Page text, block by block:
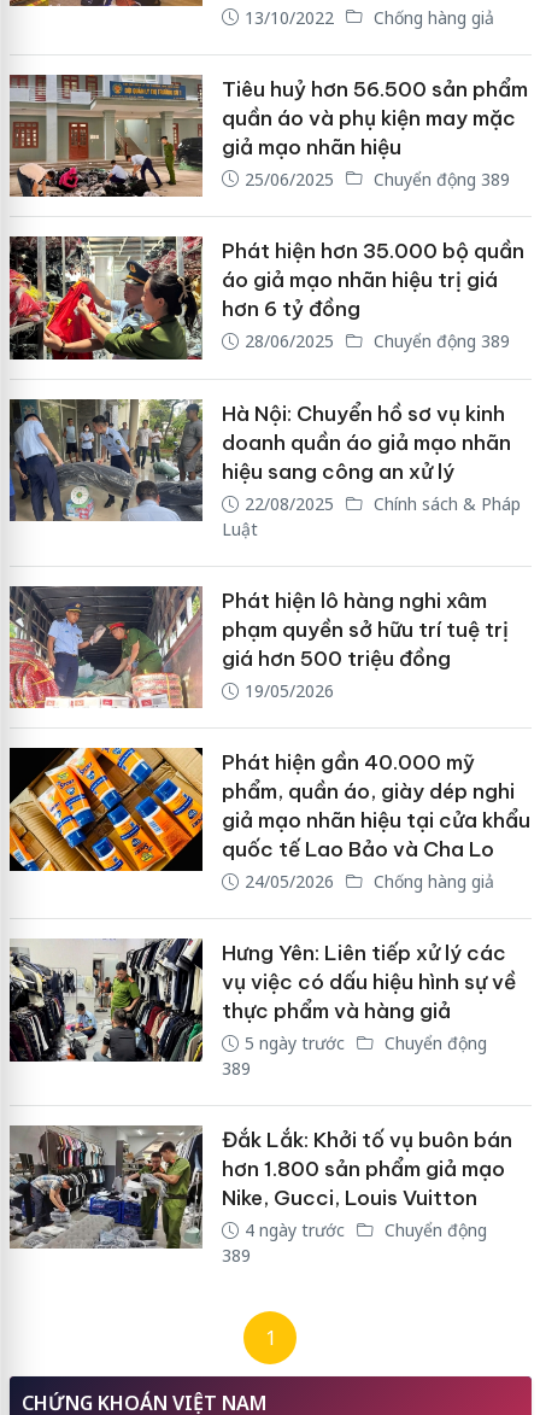
13/10/2022 Chống hàng giả
Tiêu huỷ hơn 56.500 sản phẩm
quần áo và phụ kiện may mặc
giả mạo nhãn hiệu
25/06/2025 Chuyển động 389
Phát hiện hơn 35.000 bộ quần
áo giả mạo nhãn hiệu trị giá
hơn 6 tỷ đồng
28/06/2025 Chuyển động 389
Hà Nội: Chuyển hồ sơ vụ kinh
doanh quần áo giả mạo nhãn
hiệu sang công an xử lý
22/08/2025
Chính sách & Pháp
Luật
Phát hiện lô hàng nghi xâm
phạm quyền sở hữu trí tuệ trị
giá hơn 500 triệu đồng
19/05/2026
Phát hiện gần 40.000 mỹ
phẩm, quần áo, giày dép nghi
giả mạo nhãn hiệu tại cửa khẩu
quốc tế Lao Bảo và Cha Lo
24/05/2026 Chống hàng giả
Hưng Yên: Liên tiếp xử lý các
vụ việc có dấu hiệu hình sự về
thực phẩm và hàng giả
5 ngày trước
Chuyển động
389
Đắk Lắk: Khởi tố vụ buôn bán
hơn 1.800 sản phẩm giả mạo
Nike, Gucci, Louis Vuitton
4 ngày trước
Chuyển động
389
1
CHỨNG KHOÁN VIỆT NAM